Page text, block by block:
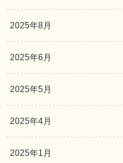
2025年8月
2025年6月
2025年5月
2025年4月
2025年1月